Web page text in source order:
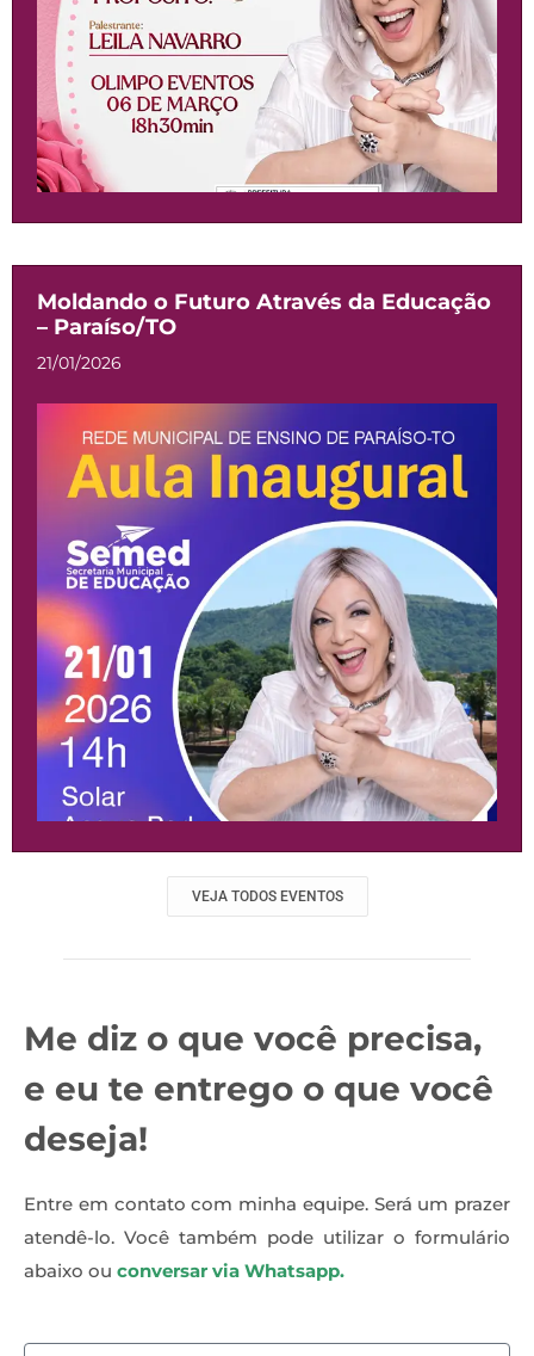
Moldando o Futuro Através da Educação
– Paraíso/TO
21/01/2026
VEJA TODOS EVENTOS
Me diz o que você precisa,
e eu te entrego o que você
deseja!
Entre em contato com minha equipe. Será um prazer
atendê-lo. Você também pode utilizar o formulário
abaixo ou conversar via Whatsapp.